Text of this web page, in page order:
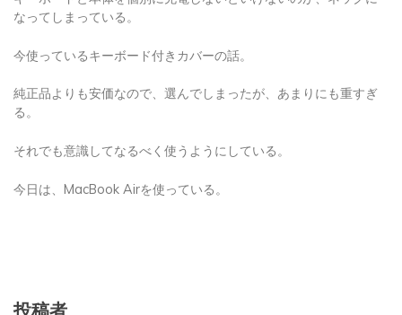
なってしまっている。
今使っているキーボード付きカバーの話。
純正品よりも安価なので、選んでしまったが、あまりにも重すぎ
る。
それでも意識してなるべく使うようにしている。
今日は、MacBook Airを使っている。
投稿者